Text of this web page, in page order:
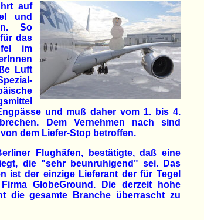
auf
und
So
das
im
Luft
und muß daher vom 1. bis 4.
Dem Vernehmen nach sind
dem Liefer-Stop betroffen.
Flughäfen, bestätigte, daß eine
die "sehr beunruhigend" sei. Das
ist der einzige Lieferant der für Tegel
GlobeGround. Die derzeit hohe
die gesamte Branche überrascht zu